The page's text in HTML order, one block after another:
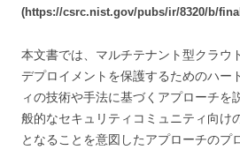
(https://csrc.nist.gov/pubs/ir/8320/b/
本文書では、マルチテナント型クラウ
デプロイメントを保護するためのハー
ィの技術や手法に基づくアプローチを
般的なセキュリティコミュニティ向け
となることを意図したアプローチのプ